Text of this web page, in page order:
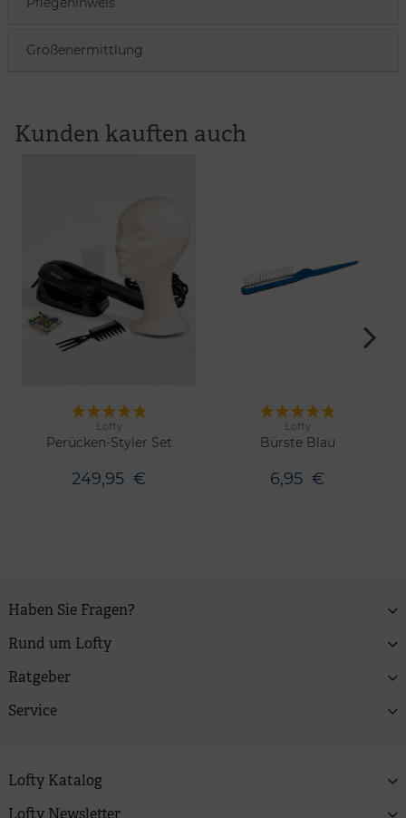
Größenermittlung
Kunden kauften auch
Merken
Lofty
Perücken-Styler Set
249,95 €
Merken
Lofty
Bürste Blau
6,95 €
Haben Sie Fragen?
Rund um Lofty
Ratgeber
Service
Lofty Katalog
Lofty Newsletter